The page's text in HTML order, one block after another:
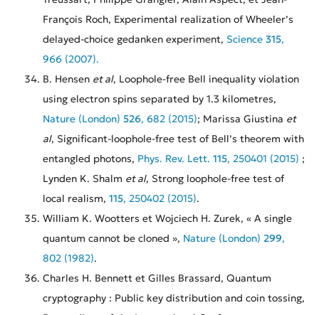
François Roch, Experimental realization of Wheeler’s
delayed-choice gedanken experiment, Science 315,
966 (2007).
B. Hensen et al, Loophole-free Bell inequality violation
using electron spins separated by 1.3 kilometres,
Nature (London) 526, 682 (2015); Marissa Giustina et
al, Significant-loophole-free test of Bell’s theorem with
entangled photons, Phys. Rev. Lett. 115, 250401 (2015) ;
Lynden K. Shalm et al, Strong loophole-free test of
local realism, 115, 250402 (2015).
William K. Wootters et Wojciech H. Zurek, « A single
quantum cannot be cloned », Nature (London) 299,
802 (1982).
Charles H. Bennett et Gilles Brassard, Quantum
cryptography : Public key distribution and coin tossing,